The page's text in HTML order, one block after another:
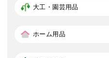
大工・園芸用品
ホーム用品